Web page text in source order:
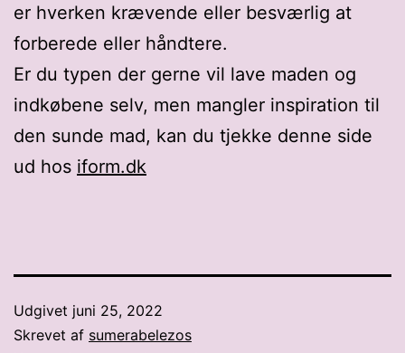
er hverken krævende eller besværlig at
forberede eller håndtere.
Er du typen der gerne vil lave maden og
indkøbene selv, men mangler inspiration til
den sunde mad, kan du tjekke denne side
ud hos iform.dk
Udgivet juni 25, 2022
Skrevet af sumerabelezos